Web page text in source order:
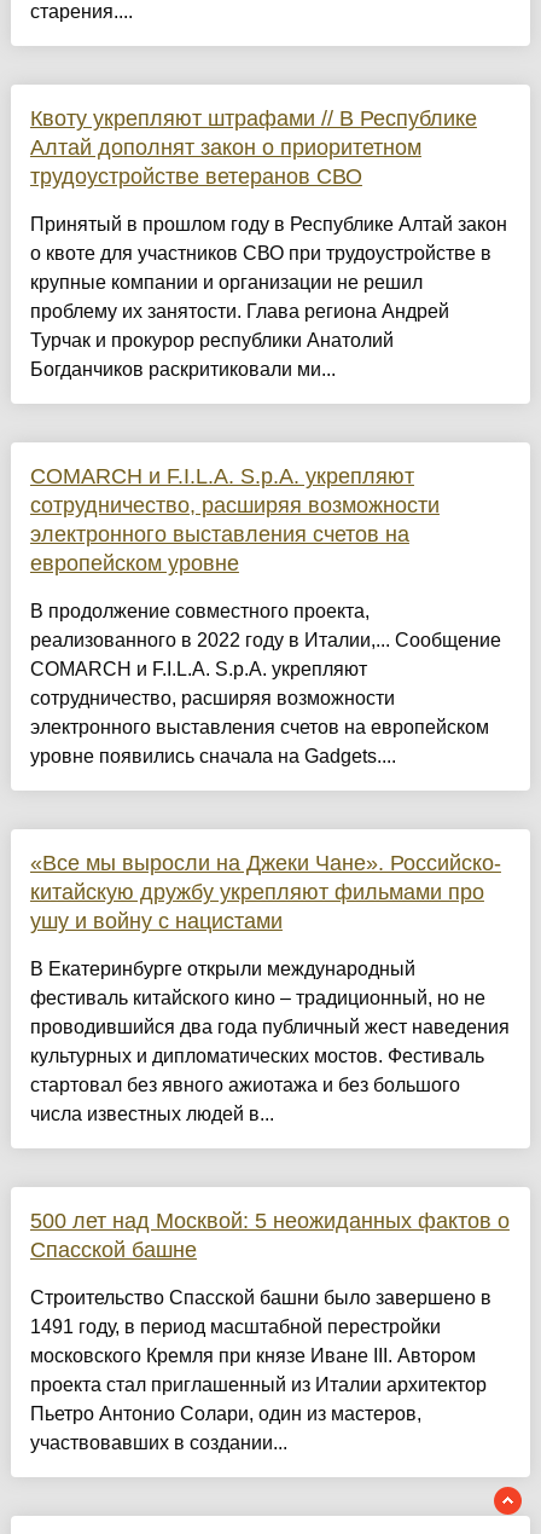
старения....
Квоту укрепляют штрафами // В Республике
Алтай дополнят закон о приоритетном
трудоустройстве ветеранов СВО
Принятый в прошлом году в Республике Алтай закон
о квоте для участников СВО при трудоустройстве в
крупные компании и организации не решил
проблему их занятости. Глава региона Андрей
Турчак и прокурор республики Анатолий
Богданчиков раскритиковали ми...
COMARCH и F.I.L.A. S.p.A. укрепляют
сотрудничество, расширяя возможности
электронного выставления счетов на
европейском уровне
В продолжение совместного проекта,
реализованного в 2022 году в Италии,... Сообщение
COMARCH и F.I.L.A. S.p.A. укрепляют
сотрудничество, расширяя возможности
электронного выставления счетов на европейском
уровне появились сначала на Gadgets....
«Все мы выросли на Джеки Чане». Российско-
китайскую дружбу укрепляют фильмами про
ушу и войну с нацистами
В Екатеринбурге открыли международный
фестиваль китайского кино – традиционный, но не
проводившийся два года публичный жест наведения
культурных и дипломатических мостов. Фестиваль
стартовал без явного ажиотажа и без большого
числа известных людей в...
500 лет над Москвой: 5 неожиданных фактов о
Спасской башне
Строительство Спасской башни было завершено в
1491 году, в период масштабной перестройки
московского Кремля при князе Иване III. Автором
проекта стал приглашенный из Италии архитектор
Пьетро Антонио Солари, один из мастеров,
участвовавших в создании...